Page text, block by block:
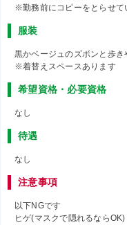
※勤務前にコピーをとらせて
服装
黒かベージュのズボンと歩き
※着替えスペースあります
希望資格・必要資格
なし
待遇
なし
注意事項
以下NGです
ヒゲ(マスクで隠れるならOK)